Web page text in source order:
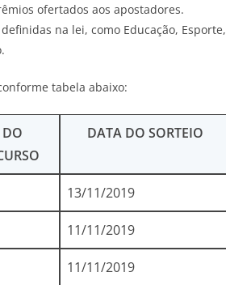
ofertados aos apostadores.
na lei, como Educação, Esporte,
tabela abaixo:
DO
DATA DO SORTEIO
13/11/2019
11/11/2019
11/11/2019